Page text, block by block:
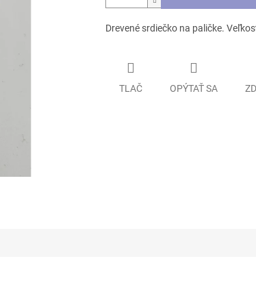
Drevené srdiečko na paličke.
TLAČ OPÝTAŤ SA